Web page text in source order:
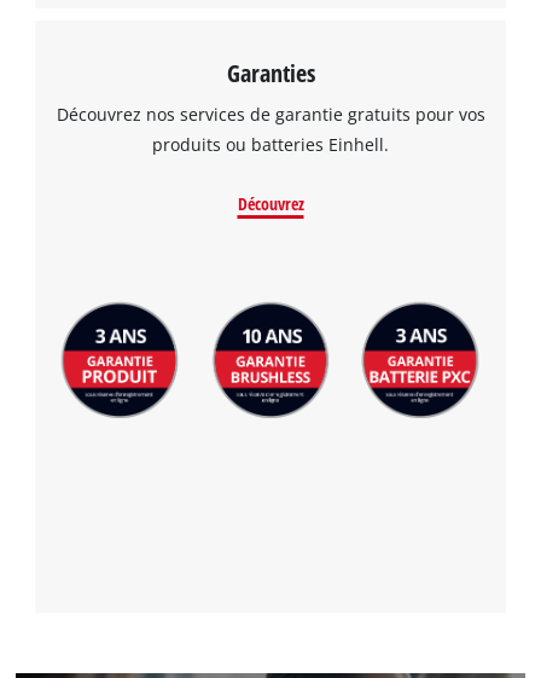
Garanties
Découvrez nos services de garantie gratuits pour vos
produits ou batteries Einhell.
Découvrez